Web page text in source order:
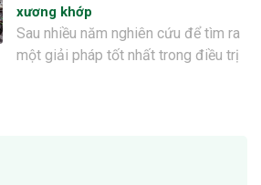
xương khớp
Sau nhiều năm nghiên cứu để tìm ra
một giải pháp tốt nhất trong điều trị